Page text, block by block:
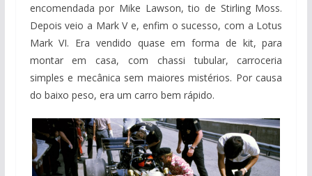
encomendada por Mike Lawson, tio de Stirling Moss.
Depois veio a Mark V e, enfim o sucesso, com a Lotus
Mark VI. Era vendido quase em forma de kit, para
montar em casa, com chassi tubular, carroceria
simples e mecânica sem maiores mistérios. Por causa
do baixo peso, era um carro bem rápido.